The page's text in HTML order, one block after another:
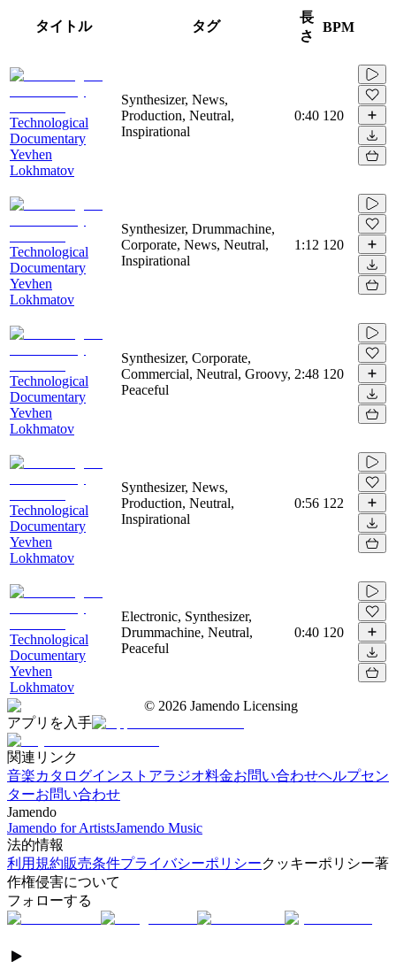
タイトル タグ
長
さ
BPM
Technological
Documentary
Yevhen
Lokhmatov
Synthesizer, News,
Production, Neutral,
Inspirational
0:40 120
Technological
Documentary
Yevhen
Lokhmatov
Synthesizer, Drummachine,
Corporate, News, Neutral,
Inspirational
1:12 120
Technological
Documentary
Yevhen
Lokhmatov
Synthesizer, Corporate,
Commercial, Neutral, Groovy,
Peaceful
2:48 120
Technological
Documentary
Yevhen
Lokhmatov
Synthesizer, News,
Production, Neutral,
Inspirational
0:56 122
Technological
Documentary
Yevhen
Lokhmatov
Electronic, Synthesizer,
Drummachine, Neutral,
Peaceful
0:40 120
© 2026 Jamendo Licensing
アプリを入手
関連リンク
音楽カタログインストアラジオ料金お問い合わせヘルプセン
ターお問い合わせ
Jamendo
Jamendo for ArtistsJamendo Music
法的情報
利用規約販売条件プライバシーポリシークッキーポリシー著
作権侵害について
フォローする